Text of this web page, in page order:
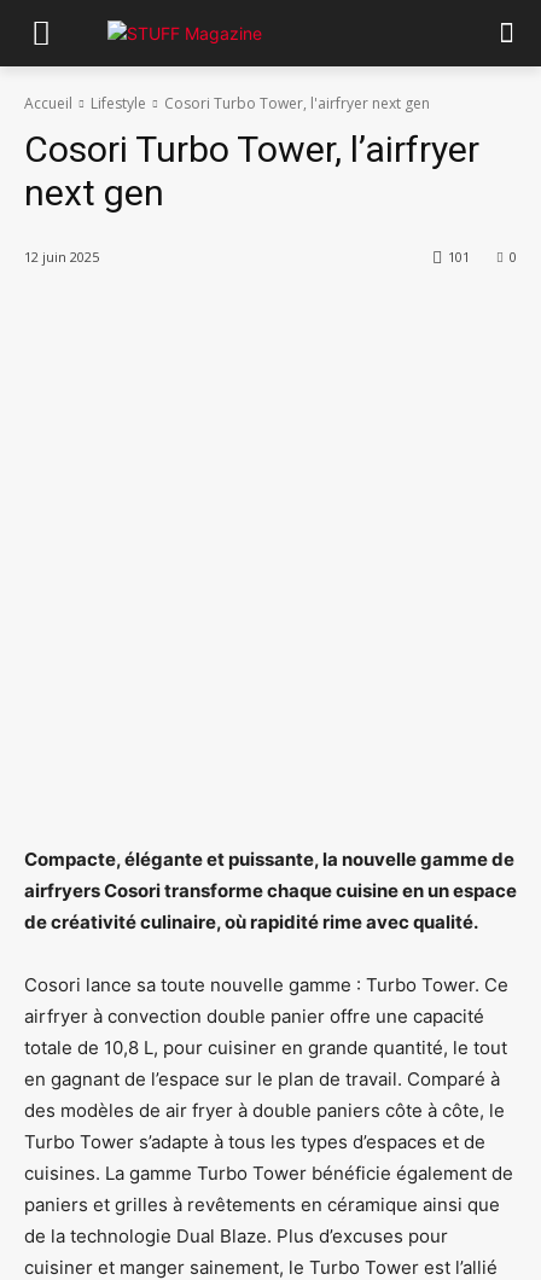
Accueil Lifestyle Cosori Turbo Tower, l'airfryer next gen
Cosori Turbo Tower, l’airfryer
next gen
12 juin 2025 0
101
Compacte, élégante et puissante, la nouvelle gamme de
airfryers Cosori transforme chaque cuisine en un espace
de créativité culinaire, où rapidité rime avec qualité.
Cosori lance sa toute nouvelle gamme : Turbo Tower. Ce
airfryer à convection double panier offre une capacité
totale de 10,8 L, pour cuisiner en grande quantité, le tout
en gagnant de l’espace sur le plan de travail. Comparé à
des modèles de air fryer à double paniers côte à côte, le
Turbo Tower s’adapte à tous les types d’espaces et de
cuisines. La gamme Turbo Tower bénéficie également de
paniers et grilles à revêtements en céramique ainsi que
de la technologie Dual Blaze. Plus d’excuses pour
cuisiner et manger sainement, le Turbo Tower est l’allié